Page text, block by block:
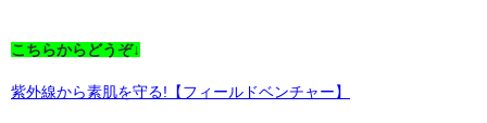
こちらからどうぞ↓
紫外線から素肌を守る!【フィールドベンチャー】